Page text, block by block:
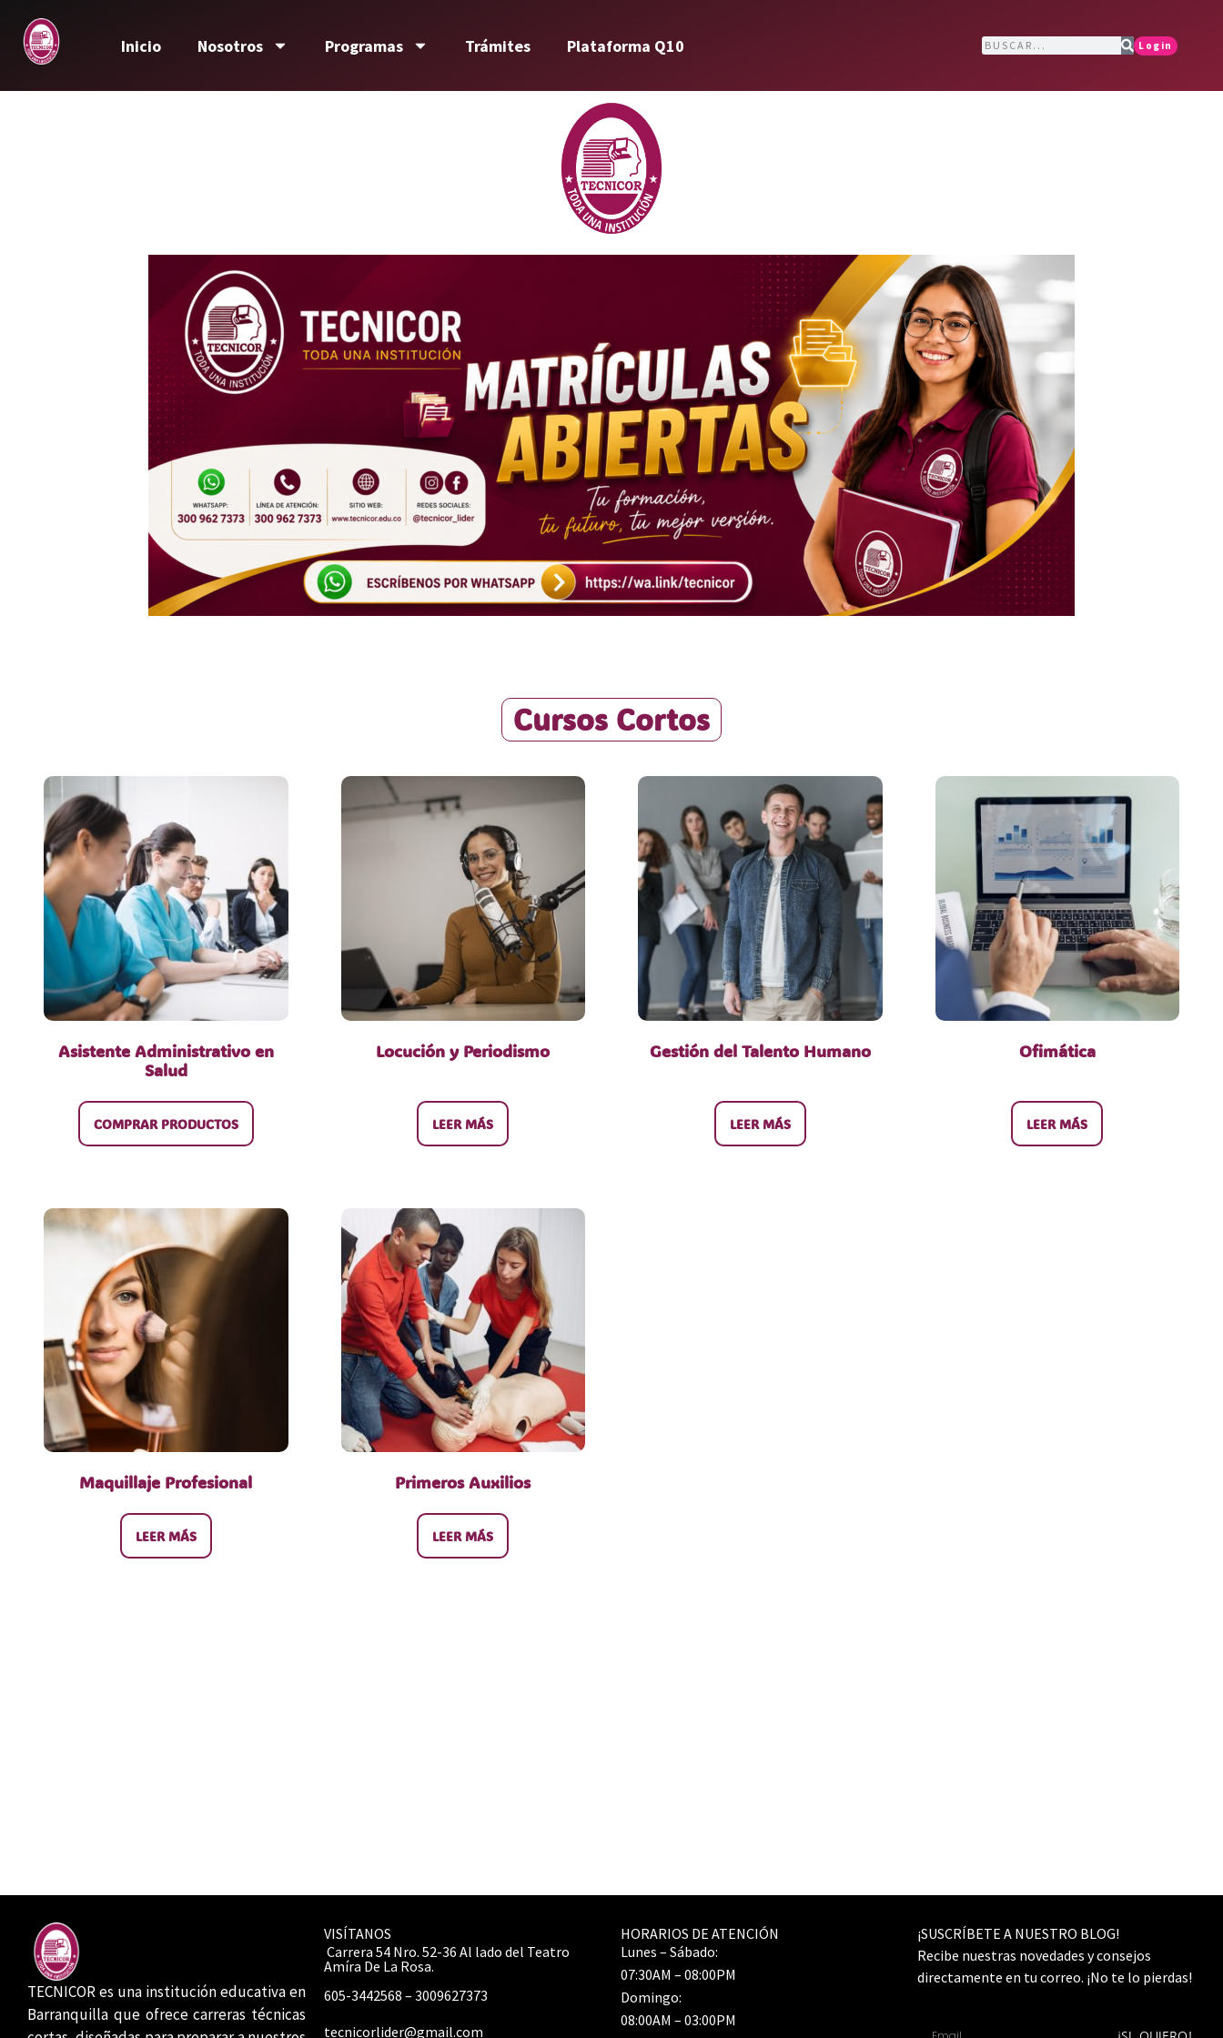
Inicio Nosotros Programas Trámites Plataforma Q10 Login
Cursos Cortos
Asistente Administrativo en
Salud
COMPRAR PRODUCTOS
Locución y Periodismo
LEER MÁS
Gestión del Talento Humano
LEER MÁS
Ofimática
LEER MÁS
Maquillaje Profesional
LEER MÁS
Primeros Auxilios
LEER MÁS
TECNICOR es una institución educativa en
Barranquilla que ofrece carreras técnicas
VISÍTANOS
Carrera 54 Nro. 52-36 Al lado del Teatro
Amíra De La Rosa.
605-3442568 – 3009627373
tecnicorlider@gmail.com
HORARIOS DE ATENCIÓN
Lunes – Sábado:
07:30AM – 08:00PM
Domingo:
08:00AM – 03:00PM
¡SUSCRÍBETE A NUESTRO BLOG!
Recibe nuestras novedades y consejos
directamente en tu correo. ¡No te lo pierdas!